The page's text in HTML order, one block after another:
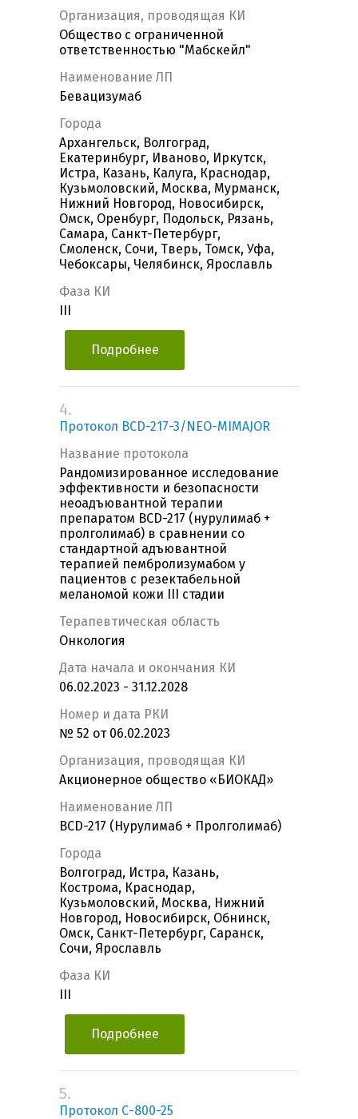
Организация, проводящая КИ
Общество с ограниченной
ответственностью "Мабскейл"
Наименование ЛП
Бевацизумаб
Города
Архангельск, Волгоград,
Екатеринбург, Иваново, Иркутск,
Истра, Казань, Калуга, Краснодар,
Кузьмоловский, Москва, Мурманск,
Нижний Новгород, Новосибирск,
Омск, Оренбург, Подольск, Рязань,
Самара, Санкт-Петербург,
Смоленск, Сочи, Тверь, Томск, Уфа,
Чебоксары, Челябинск, Ярославль
Фаза КИ
Подробнее
4.
Протокол BCD-217-3/NEO-MIMAJOR
Название протокола
Рандомизированное исследование
эффективности и безопасности
неоадъювантной терапии
препаратом BCD-217 (нурулимаб +
пролголимаб) в сравнении со
стандартной адъювантной
терапией пембролизумабом у
пациентов с резектабельной
меланомой кожи III стадии
Терапевтическая область
Онкология
Дата начала и окончания КИ
06.02.2023 - 31.12.2028
Номер и дата РКИ
№ 52 от 06.02.2023
Организация, проводящая КИ
Акционерное общество «БИОКАД»
Наименование ЛП
BCD-217 (Нурулимаб + Пролголимаб)
Города
Волгоград, Истра, Казань,
Кострома, Краснодар,
Кузьмоловский, Москва, Нижний
Новгород, Новосибирск, Обнинск,
Омск, Санкт-Петербург, Саранск,
Сочи, Ярославль
Фаза КИ
Подробнее
5.
Протокол С-800-25